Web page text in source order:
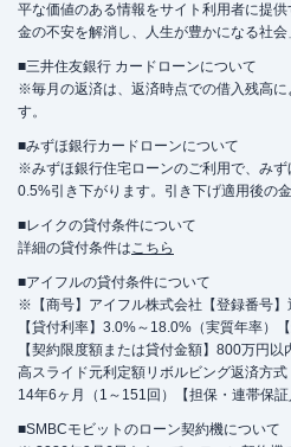
平な価値のある情報をサイト利用者に提
金の不安を解消し、人生が豊かになる社会
■三井住友銀行 カードローンについて
※毎月の返済は、返済時点での借入残高に
す。
■みずほ銀行カードローンについて
※みずほ銀行住宅ローンのご利用で、み
0.5%引き下がります。引き下げ適用後の
■レイクの貸付条件について
詳細の貸付条件はこちら
■アイフルの貸付条件について
※【商号】アイフル株式会社【登録番号
【貸付利率】3.0%～18.0%（実質年率）
【契約限度額または貸付金額】800万円
高スライド元利定額リボルビング返済方
14年6ヶ月（1～151回）【担保・連帯保
■SMBCモビットのローン契約機について